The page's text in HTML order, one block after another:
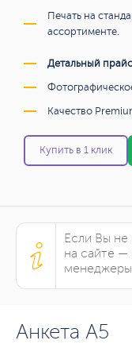
Печать на
ассортименте.
Детальный
Качество
Купить в 1 клик
Если Вы
на сайте —
Анкета А5